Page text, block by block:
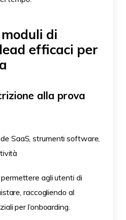
di
efficaci per
alla prova
SaaS, strumenti software,
permettere agli utenti di
raccogliendo al
per l’onboarding.